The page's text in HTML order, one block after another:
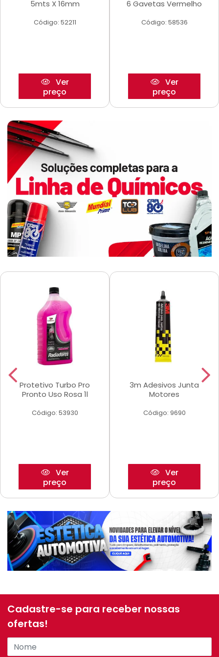
5mts X 16mm
Código: 52211
Ver
preço
6 Gavetas Vermelho
Código: 58536
Ver
preço
Protetivo Turbo Pro
Pronto Uso Rosa 1l
Código: 53930
Ver
preço
3m Adesivos Junta
Motores
Código: 9690
Ver
preço
Cadastre-se para receber nossas
ofertas!